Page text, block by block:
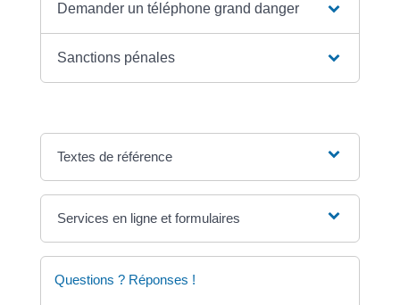
Demander un téléphone grand danger
Sanctions pénales
Textes de référence
Services en ligne et formulaires
Questions ? Réponses !